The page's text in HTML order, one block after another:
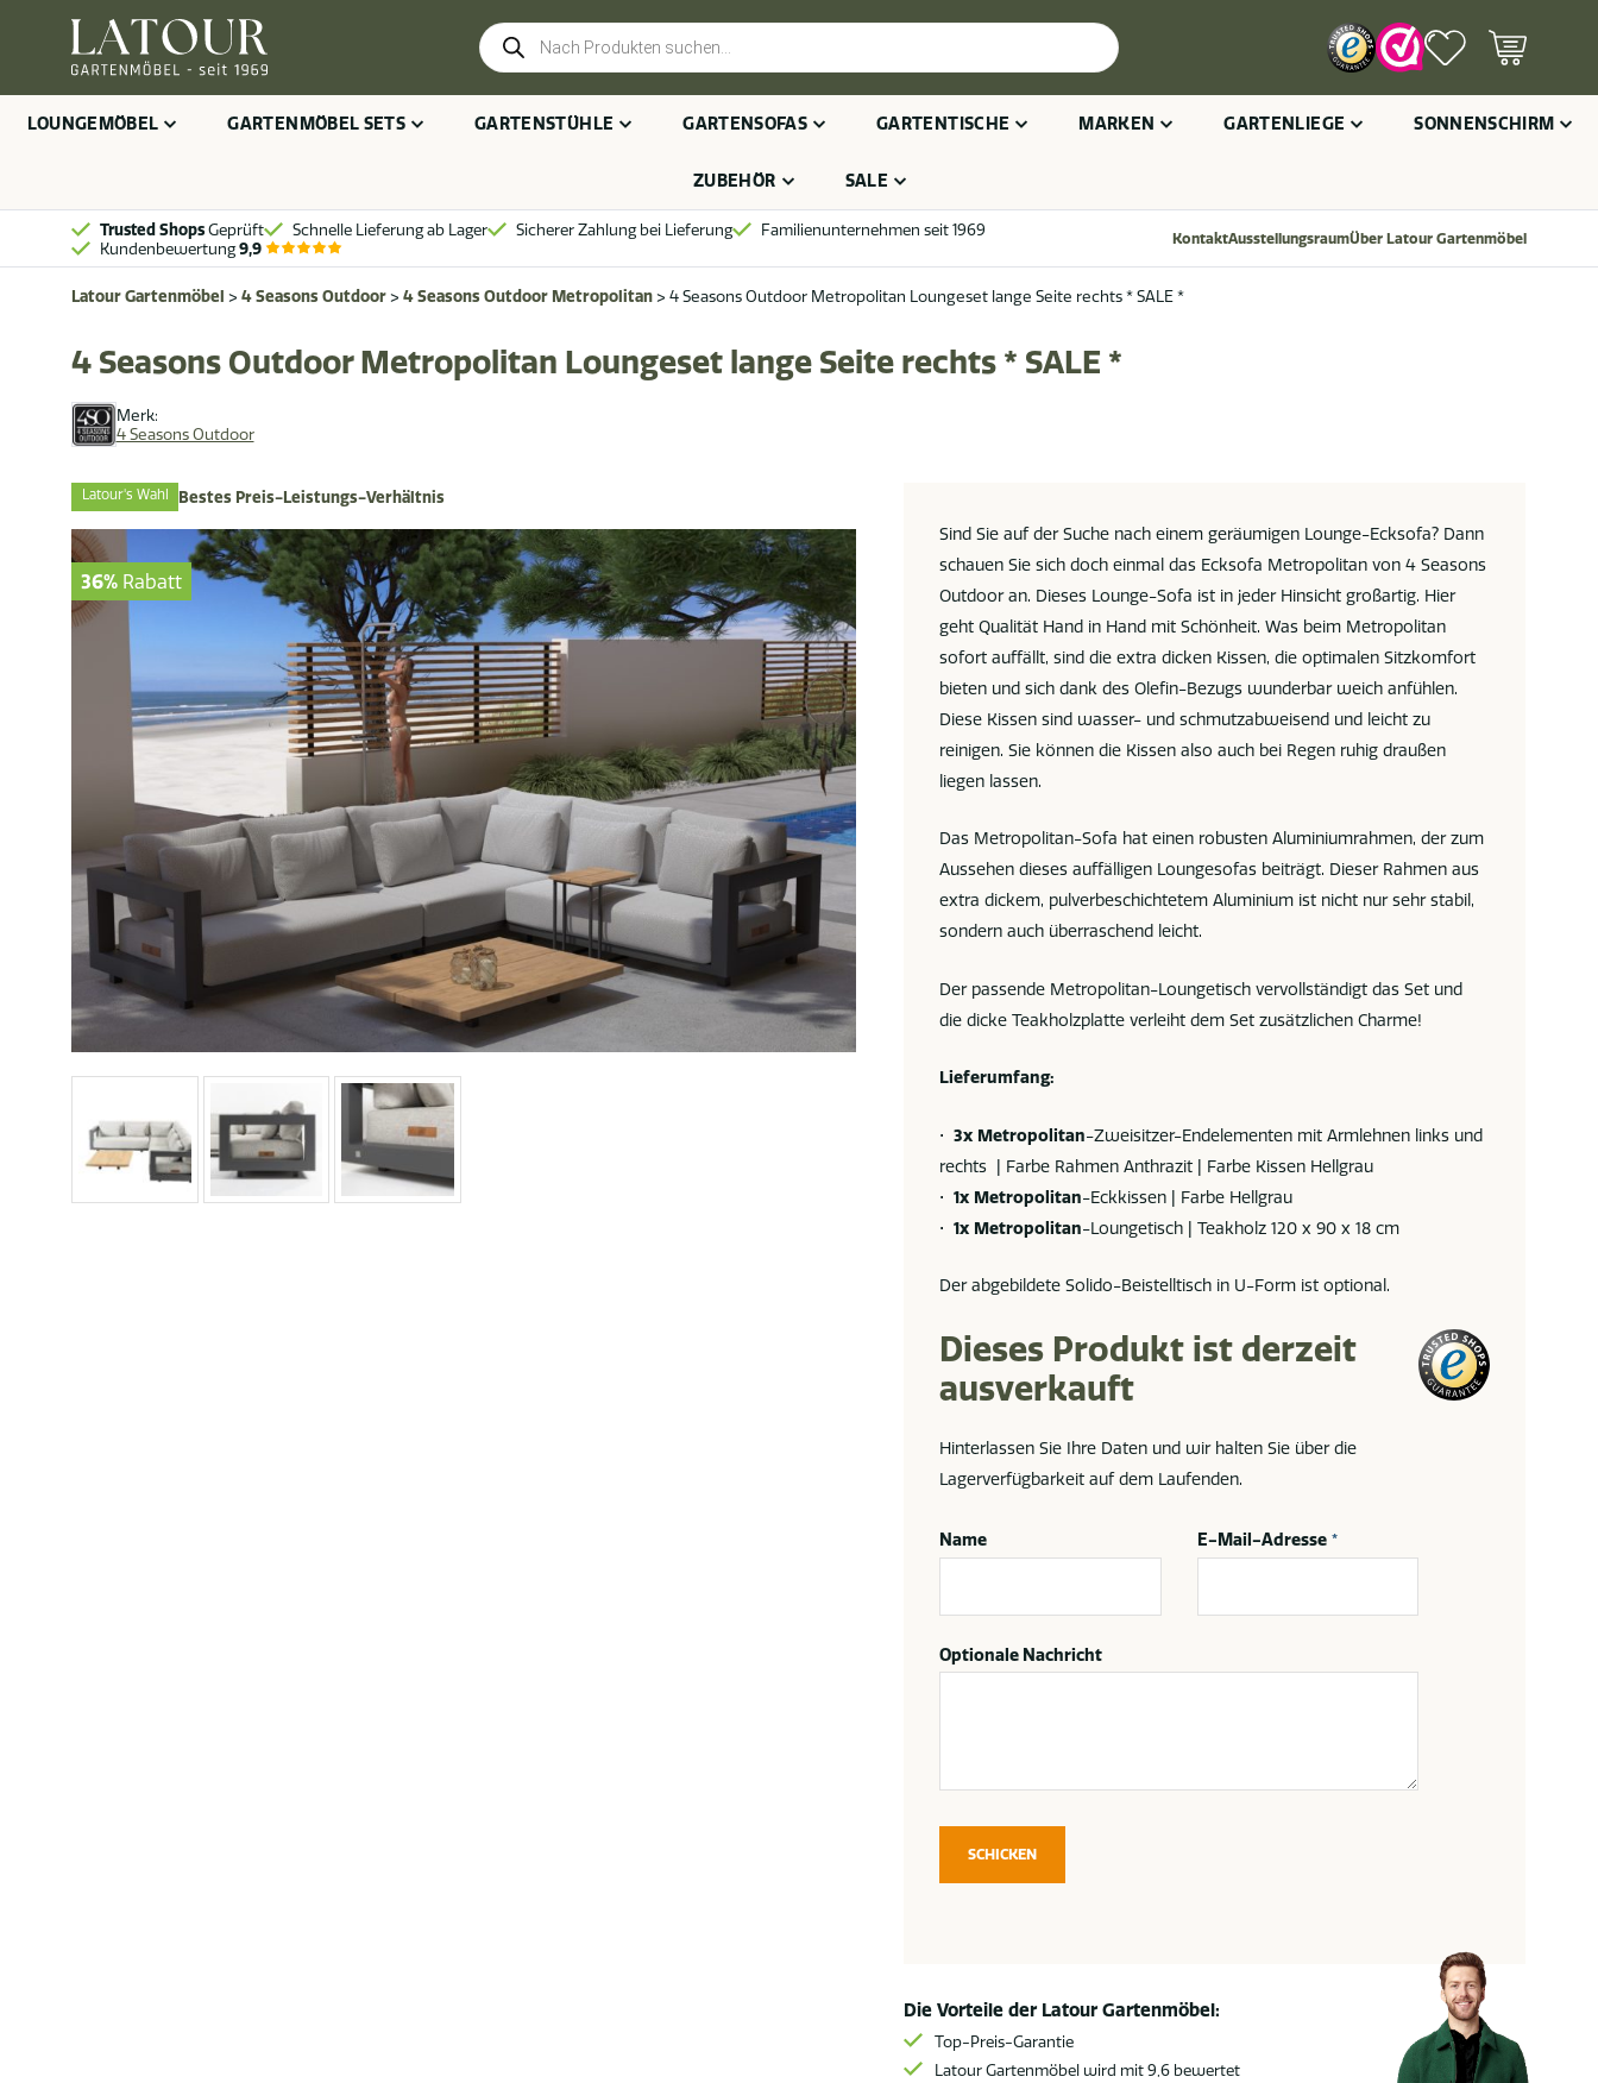
Products
search
LOUNGEMÖBEL GARTENMÖBEL SETS GARTENSTÜHLE GARTENSOFAS GARTENTISCHE MARKEN GARTENLIEGE SONNENSCHIRM
ZUBEHÖR SALE
Trusted ShopsGeprüft Schnelle Lieferung ab Lager Sicherer Zahlung bei Lieferung
Familienunternehmen seit 1969
Kundenbewertung9,9 KontaktAusstellungsraumÜber Latour Gartenmöbel
Latour Gartenmöbel > 4 Seasons Outdoor> 4 Seasons Outdoor Metropolitan> 4 Seasons Outdoor Metropolitan Loungeset lange Seite rechts * SALE *
Merk:
4 Seasons Outdoor
4 Seasons Outdoor Metropolitan Loungeset lange Seite rechts * SALE *
Latour's Wahl Bestes Preis-Leistungs-Verhältnis
36% Rabatt
Sind Sie auf der Suche nach einem geräumigen Lounge-Ecksofa? Dann
schauen Sie sich doch einmal das Ecksofa Metropolitan von 4 Seasons
Outdoor an. Dieses Lounge-Sofa ist in jeder Hinsicht großartig. Hier
geht Qualität Hand in Hand mit Schönheit. Was beim Metropolitan
sofort auffällt, sind die extra dicken Kissen, die optimalen Sitzkomfort
bieten und sich dank des Olefin-Bezugs wunderbar weich anfühlen.
Diese Kissen sind wasser- und schmutzabweisend und leicht zu
reinigen. Sie können die Kissen also auch bei Regen ruhig draußen
liegen lassen.
Das Metropolitan-Sofa hat einen robusten Aluminiumrahmen, der zum
Aussehen dieses auffälligen Loungesofas beiträgt. Dieser Rahmen aus
extra dickem, pulverbeschichtetem Aluminium ist nicht nur sehr stabil,
sondern auch überraschend leicht.
Der passende Metropolitan-Loungetisch vervollständigt das Set und
die dicke Teakholzplatte verleiht dem Set zusätzlichen Charme!
Lieferumfang:
•3x Metropolitan-Zweisitzer-Endelementen mit Armlehnen links und
rechts | Farbe Rahmen Anthrazit | Farbe Kissen Hellgrau
•1x Metropolitan-Eckkissen | Farbe Hellgrau
•1x Metropolitan-Loungetisch | Teakholz 120 x 90 x 18 cm
Der abgebildete Solido-Beistelltisch in U-Form ist optional.
Dieses Produkt ist derzeit
ausverkauft
Hinterlassen Sie Ihre Daten und wir halten Sie über die
Lagerverfügbarkeit auf dem Laufenden.
Name E-Mail-Adresse *
Optionale Nachricht
SCHICKEN
Die Vorteile der Latour Gartenmöbel:
Top-Preis-Garantie
Latour Gartenmöbel wird mit 9,6 bewertet